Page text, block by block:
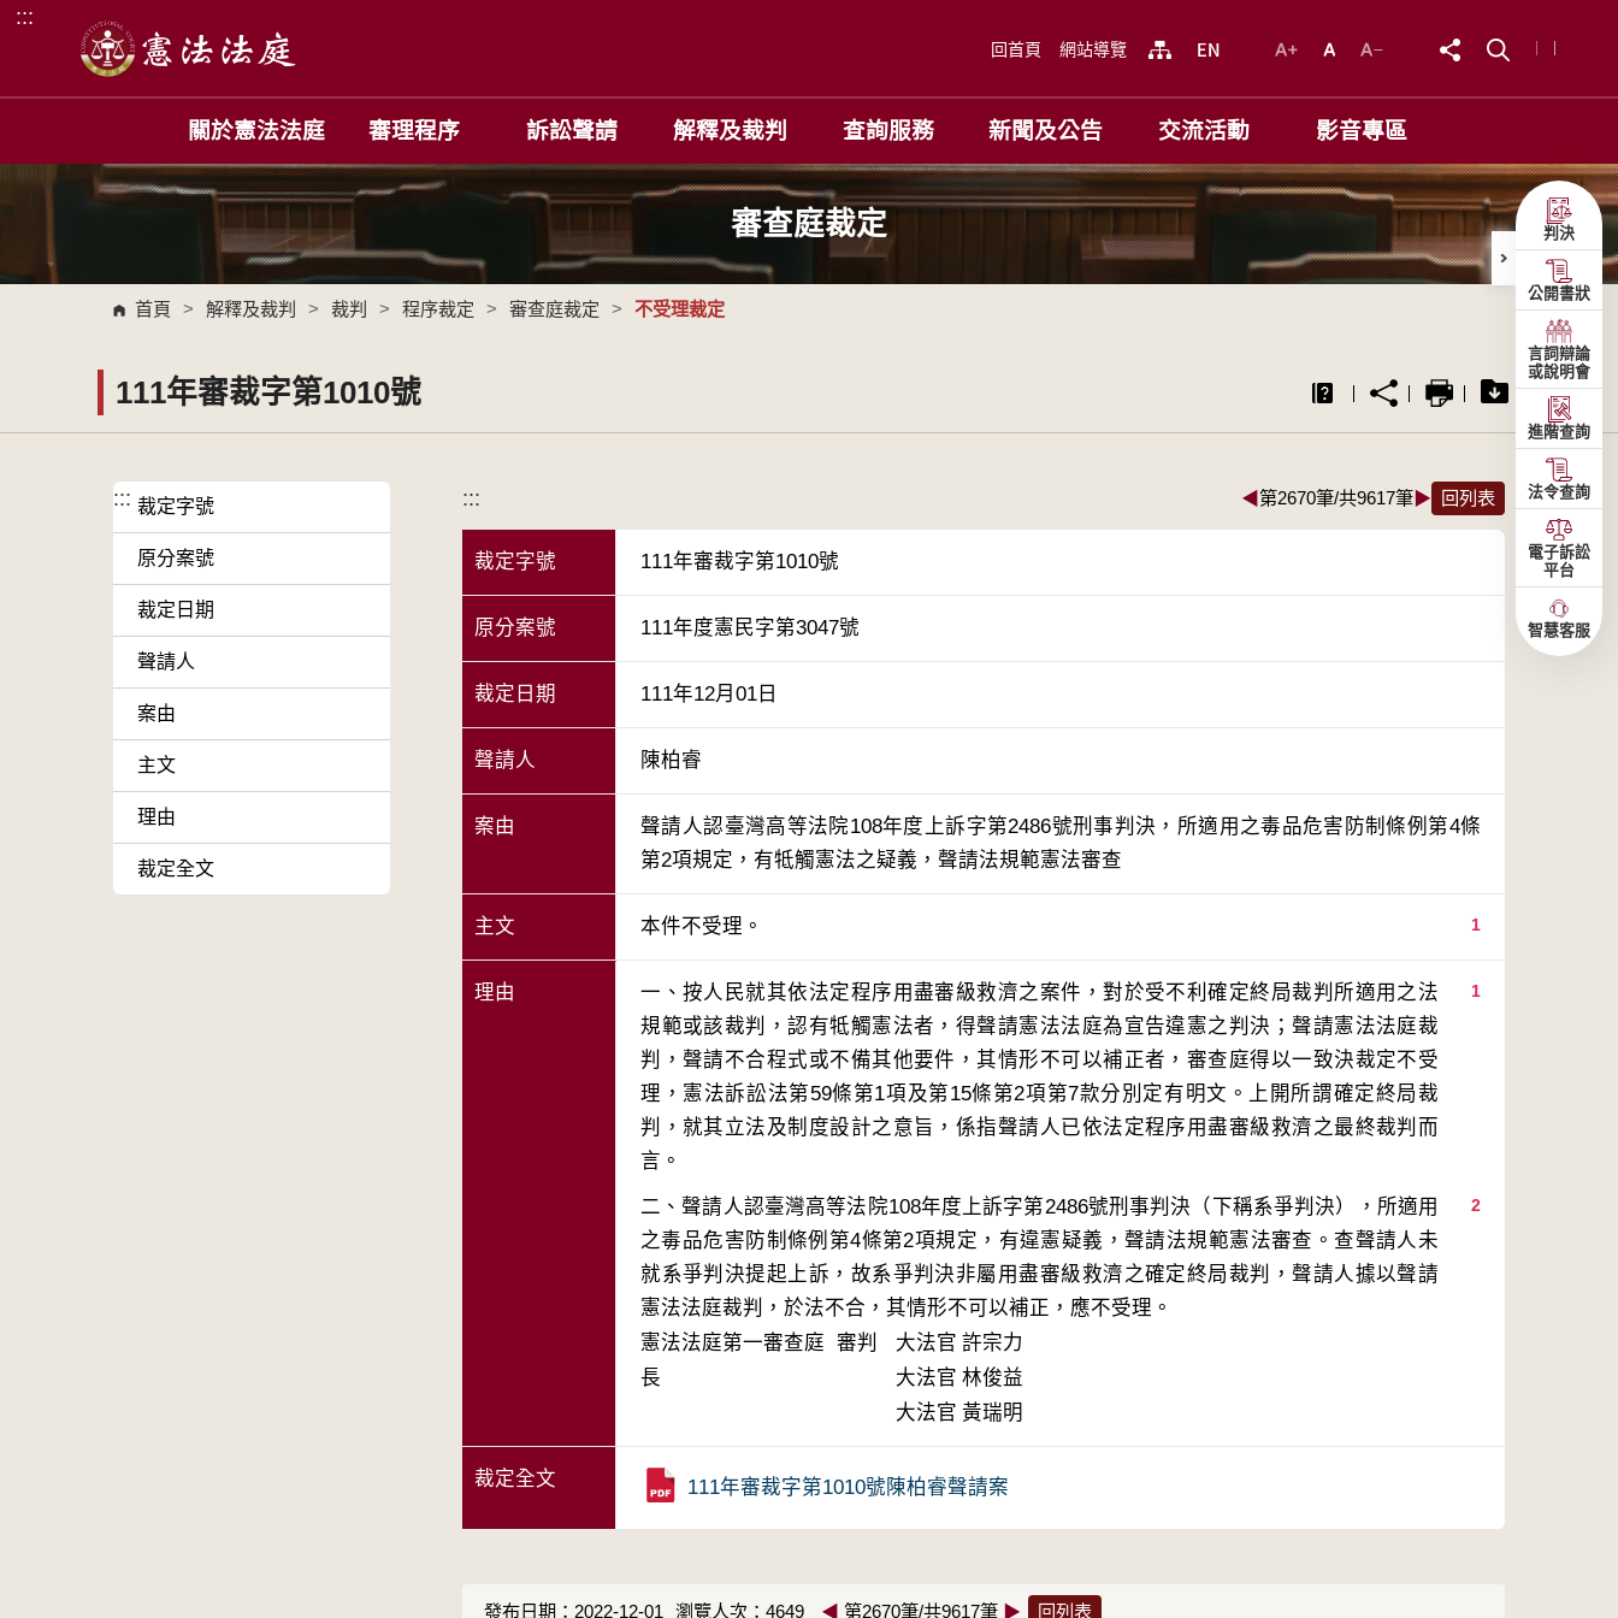
跳到主要內容區塊
:::
回首頁 網站導覽
關於憲法法庭 審理程序 訴訟聲請 解釋及裁判 查詢服務 新聞及公告 交流活動 影音專區
審查庭裁定
首頁 > 解釋及裁判 > 裁判 > 程序裁定 > 審查庭裁定 > 不受理裁定
111年審裁字第1010號
::: 裁定字號
原分案號
裁定日期
聲請人
案由
主文
理由
裁定全文
::: ◀第2670筆/共9617筆▶ 回列表
裁定字號 111年審裁字第1010號
原分案號 111年度憲民字第3047號
裁定日期 111年12月01日
聲請人 陳柏睿
案由
聲請人認臺灣高等法院108年度上訴字第2486號刑事判決，所適用之毒品危害防制條例第4條
第2項規定，有牴觸憲法之疑義，聲請法規範憲法審查
主文 1
本件不受理。
理由 1
一、按人民就其依法定程序用盡審級救濟之案件，對於受不利確定終局裁判所適用之法
規範或該裁判，認有牴觸憲法者，得聲請憲法法庭為宣告違憲之判決；聲請憲法法庭裁
判，聲請不合程式或不備其他要件，其情形不可以補正者，審查庭得以一致決裁定不受
理，憲法訴訟法第59條第1項及第15條第2項第7款分別定有明文。上開所謂確定終局裁
判，就其立法及制度設計之意旨，係指聲請人已依法定程序用盡審級救濟之最終裁判而
2
二、聲請人認臺灣高等法院108年度上訴字第2486號刑事判決（下稱系爭判決），所適用
之毒品危害防制條例第4條第2項規定，有違憲疑義，聲請法規範憲法審查。查聲請人未
就系爭判決提起上訴，故系爭判決非屬用盡審級救濟之確定終局裁判，聲請人據以聲請
憲法法庭裁判，於法不合，其情形不可以補正，應不受理。
憲法法庭第一審查庭 審判
長
大法官 許宗力
大法官 林俊益
大法官 黃瑞明
裁定全文 111年審裁字第1010號陳柏睿聲請案
發布日期：2022-12-01 瀏覽人次：4649 ◀ 第2670筆/共9617筆 ▶ 回列表
判決
公開書狀
言詞辯論
或說明會
進階查詢
法令查詢
電子訴訟
平台
智慧客服